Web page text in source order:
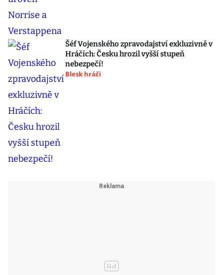
Šéf Vojenského zpravodajství exkluzivně v
Hráčích: Česku hrozil vyšší stupeň
nebezpečí!
Blesk hráči